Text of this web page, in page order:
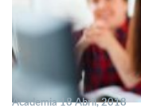
Academia 18 Abril, 2018